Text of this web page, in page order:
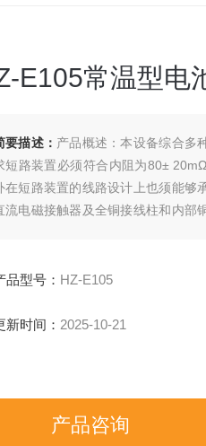
E105常温型电
要描述： 产品概述：本设备综合多
短路装置必须符合内阻为80±
在短路装置的线路设计上也须能够
流电磁接触器及全铜接线柱和内部
品型号： HZ-E105
新时间： 2025-10-21
产品咨询